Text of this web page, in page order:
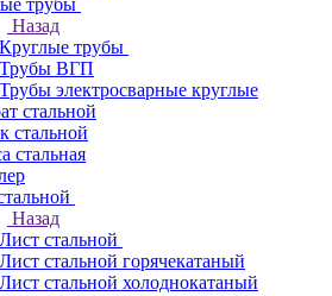
Назад
Круглые трубы
Трубы ВГП
Трубы электросварные круглые
стальной
стальной
стальная
Назад
Лист стальной
Лист стальной горячекатаный
Лист стальной холоднокатаный